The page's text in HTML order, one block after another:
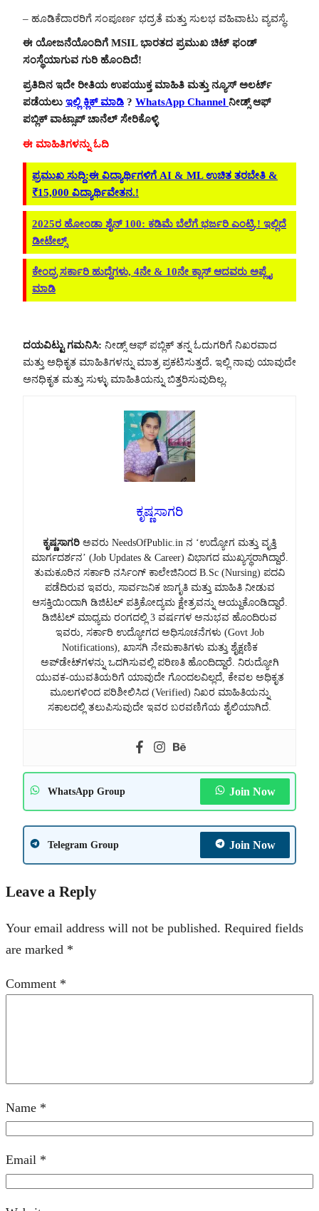
– ಹೂಡಿಕೆದಾರರಿಗೆ ಸಂಪೂರ್ಣ ಭದ್ರತೆ ಮತ್ತು ಸುಲಭ ವಹಿವಾಟು ವ್ಯವಸ್ಥೆ.
ಈ ಯೋಜನೆಯೊಂದಿಗೆ MSIL ಭಾರತದ ಪ್ರಮುಖ ಚಿಟ್ ಫಂಡ್
ಸಂಸ್ಥೆಯಾಗುವ ಗುರಿ ಹೊಂದಿದೆ!
ಪ್ರತಿದಿನ ಇದೇ ರೀತಿಯ ಉಪಯುಕ್ತ ಮಾಹಿತಿ ಮತ್ತು ನ್ಯೂಸ್ ಅಲರ್ಟ್
ಪಡೆಯಲು ಇಲ್ಲಿ ಕ್ಲಿಕ್ ಮಾಡಿ ? WhatsApp Channel ನೀಡ್ಸ್ ಆಫ್
ಪಬ್ಲಿಕ್ ವಾಟ್ಸಾಪ್ ಚಾನೆಲ್ ಸೇರಿಕೊಳ್ಳಿ
ಈ ಮಾಹಿತಿಗಳನ್ನು ಓದಿ
ಪ್ರಮುಖ ಸುದ್ದಿ:ಈ ವಿದ್ಯಾರ್ಥಿಗಳಿಗೆ AI & ML ಉಚಿತ ತರಬೇತಿ &
₹15,000 ವಿದ್ಯಾರ್ಥಿವೇತನ.!
2025ರ ಹೋಂಡಾ ಶೈನ್ 100: ಕಡಿಮೆ ಬೆಲೆಗೆ ಭರ್ಜರಿ ಎಂಟ್ರಿ.! ಇಲ್ಲಿದೆ
ಡೀಟೇಲ್ಸ್
ಕೇಂದ್ರ ಸರ್ಕಾರಿ ಹುದ್ದೆಗಳು, 4ನೇ & 10ನೇ ಕ್ಲಾಸ್ ಆದವರು ಅಪ್ಲೈ
ಮಾಡಿ
ದಯವಿಟ್ಟು ಗಮನಿಸಿ: ನೀಡ್ಸ್ ಆಫ್ ಪಬ್ಲಿಕ್ ತನ್ನ ಓದುಗರಿಗೆ ನಿಖರವಾದ
ಮತ್ತು ಅಧಿಕೃತ ಮಾಹಿತಿಗಳನ್ನು ಮಾತ್ರ ಪ್ರಕಟಿಸುತ್ತದೆ. ಇಲ್ಲಿ ನಾವು ಯಾವುದೇ
ಅನಧಿಕೃತ ಮತ್ತು ಸುಳ್ಳು ಮಾಹಿತಿಯನ್ನು ಬಿತ್ತರಿಸುವುದಿಲ್ಲ.
ಕೃಷ್ಣಸಾಗರಿ
ಕೃಷ್ಣಸಾಗರಿ ಅವರು NeedsOfPublic.in ನ ‘ಉದ್ಯೋಗ ಮತ್ತು ವೃತ್ತಿ
ಮಾರ್ಗದರ್ಶನ’ (Job Updates & Career) ವಿಭಾಗದ ಮುಖ್ಯಸ್ಥರಾಗಿದ್ದಾರೆ.
ತುಮಕೂರಿನ ಸರ್ಕಾರಿ ನರ್ಸಿಂಗ್ ಕಾಲೇಜಿನಿಂದ B.Sc (Nursing) ಪದವಿ
ಪಡೆದಿರುವ ಇವರು, ಸಾರ್ವಜನಿಕ ಜಾಗೃತಿ ಮತ್ತು ಮಾಹಿತಿ ನೀಡುವ
ಆಸಕ್ತಿಯಿಂದಾಗಿ ಡಿಜಿಟಲ್ ಪತ್ರಿಕೋದ್ಯಮ ಕ್ಷೇತ್ರವನ್ನು ಆಯ್ದುಕೊಂಡಿದ್ದಾರೆ.
ಡಿಜಿಟಲ್ ಮಾಧ್ಯಮ ರಂಗದಲ್ಲಿ 3 ವರ್ಷಗಳ ಅನುಭವ ಹೊಂದಿರುವ
ಇವರು, ಸರ್ಕಾರಿ ಉದ್ಯೋಗದ ಅಧಿಸೂಚನೆಗಳು (Govt Job
Notifications), ಖಾಸಗಿ ನೇಮಕಾತಿಗಳು ಮತ್ತು ಶೈಕ್ಷಣಿಕ
ಅಪ್‌ಡೇಟ್‌ಗಳನ್ನು ಒದಗಿಸುವಲ್ಲಿ ಪರಿಣತಿ ಹೊಂದಿದ್ದಾರೆ. ನಿರುದ್ಯೋಗಿ
ಯುವಕ-ಯುವತಿಯರಿಗೆ ಯಾವುದೇ ಗೊಂದಲವಿಲ್ಲದೆ, ಕೇವಲ ಅಧಿಕೃತ
ಮೂಲಗಳಿಂದ ಪರಿಶೀಲಿಸಿದ (Verified) ನಿಖರ ಮಾಹಿತಿಯನ್ನು
ಸಕಾಲದಲ್ಲಿ ತಲುಪಿಸುವುದೇ ಇವರ ಬರವಣಿಗೆಯ ಶೈಲಿಯಾಗಿದೆ.
WhatsApp Group Join Now
Telegram Group Join Now
Leave a Reply
Your email address will not be published. Required fields
are marked *
Comment *
Name *
Email *